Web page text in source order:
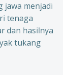
jawa menjadi
tenaga
dan hasilnya
tukang